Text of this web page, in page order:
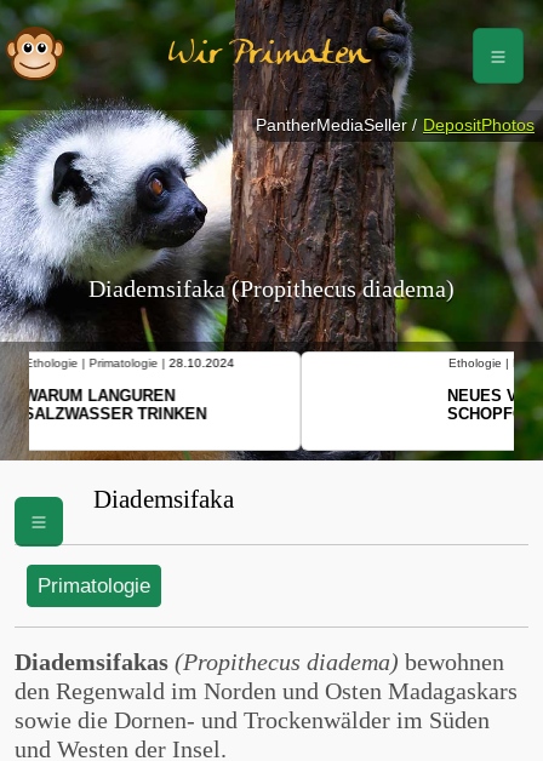
Wir Primaten
Diademsifaka (Propithecus diadema)
Ethologie | Primatologie |
SCHOPFGIBBONS UND IHRER
PantherMediaSeller / DepositPhotos
Diademsifaka
Primatologie
Diademsifakas (Propithecus diadema) bewohnen
den Regenwald im Norden und Osten Madagaskars
sowie die Dornen- und Trockenwälder im Süden
und Westen der Insel.